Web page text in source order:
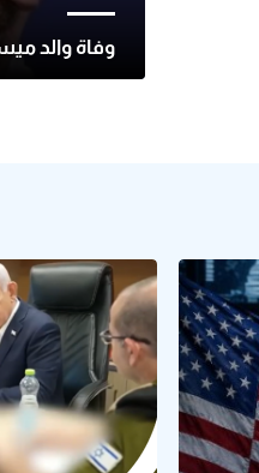
وفاة والد ميسي عن 68 عاما